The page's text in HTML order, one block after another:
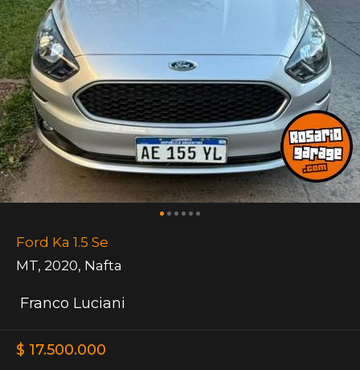
Ford Ka 1.5 Se
MT, 2020, Nafta
Franco Luciani
$ 17.500.000